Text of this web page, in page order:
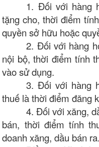
1. Đối với hàng
tặng cho, thời điểm
quyền sở hữu hoặc
2. Đối với hàng
nội bộ, thời điểm tính
vào sử dụng.
3. Đối với hàng
thuế là thời điểm đăng
4. Đối với xăng,
bán, thời điểm tính
doanh xăng, dầu bán ra.